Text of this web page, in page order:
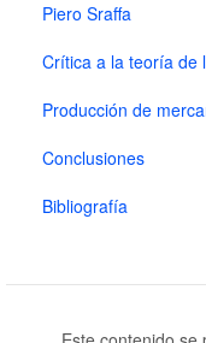
Piero Sraffa
Crítica a la teoría de
Producción de
Conclusiones
Bibliografía